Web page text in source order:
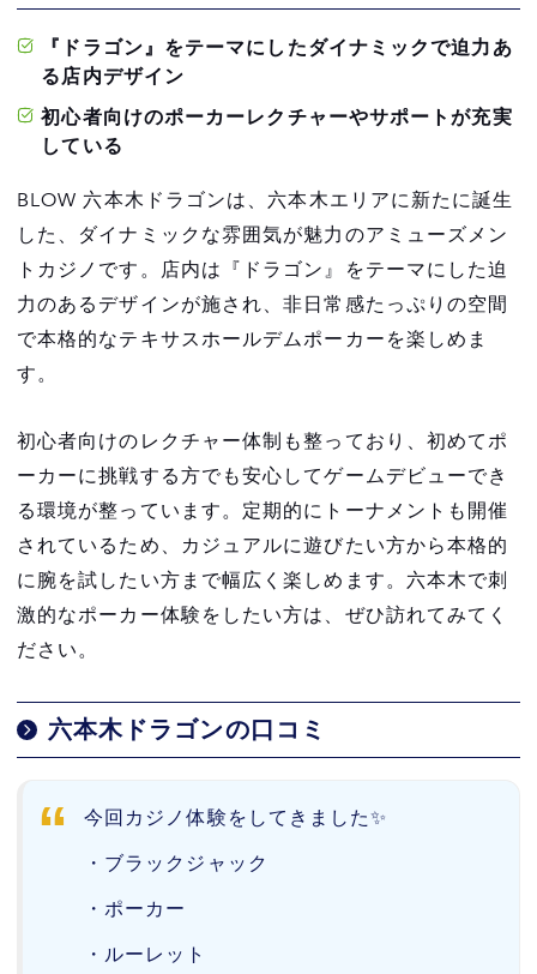
『ドラゴン』をテーマにしたダイナミックで迫力あ
る店内デザイン
初心者向けのポーカーレクチャーやサポートが充実
している
BLOW 六本木ドラゴンは、六本木エリアに新たに誕生
した、ダイナミックな雰囲気が魅力のアミューズメン
トカジノです。店内は『ドラゴン』をテーマにした迫
力のあるデザインが施され、非日常感たっぷりの空間
で本格的なテキサスホールデムポーカーを楽しめま
す。
初心者向けのレクチャー体制も整っており、初めてポ
ーカーに挑戦する方でも安心してゲームデビューでき
る環境が整っています。定期的にトーナメントも開催
されているため、カジュアルに遊びたい方から本格的
に腕を試したい方まで幅広く楽しめます。六本木で刺
激的なポーカー体験をしたい方は、ぜひ訪れてみてく
ださい。
六本木ドラゴンの口コミ
今回カジノ体験をしてきました✨
・ブラックジャック
・ポーカー
・ルーレット